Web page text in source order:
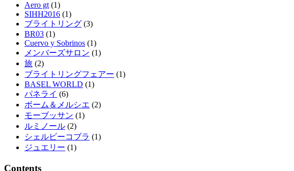
Aero gt (1)
SIHH2016 (1)
ブライトリング (3)
BR03 (1)
Cuervo y Sobrinos (1)
メンバーズサロン (1)
旅 (2)
ブライトリングフェアー (1)
BASEL WORLD (1)
パネライ (6)
ボーム＆メルシエ (2)
モーブッサン (1)
ルミノール (2)
シェルビーコブラ (1)
ジュエリー (1)
Contents